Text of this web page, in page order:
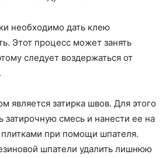
необходимо дать клею
Этот процесс может занять
следует воздержаться от
является затирка швов. Для этого
затирочную смесь и нанести ее на
при помощи шпателя.
шпатели удалить лишнюю